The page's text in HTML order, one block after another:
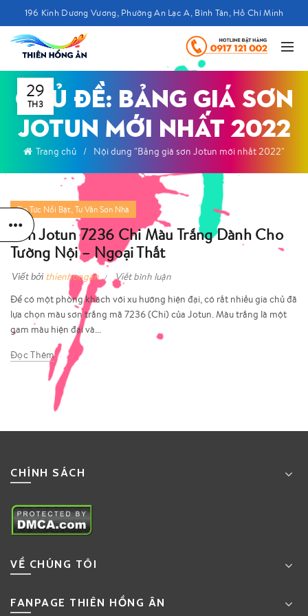
196 Kinh Dương Vương, Phường An Lạc A, Bình Tân, Hồ Chí Minh
CHỦ ĐỀ: BẢNG GIÁ SƠN
JOTUN MỚI NHẤT 2022
Trang chủ Nội dung "Bảng giá sơn Jotun mới nhất 2022"
29
TH3
Tin Tức Nổi Bật, Tư Vấn Sơn Nhà
Sơn Jotun 7236 Chi Màu Trắng Dành Cho
Tường Nội – Ngoại Thất
Viết bởi thienhongan
Viết bình luận
Để có một phòng khách với xu hướng hiện đại, có rất nhiều gia chủ đã
lựa chọn màu sơn trắng mã 7236 (Chi) của Jotun. Màu trắng là một
gam màu hiện đại và...
Đọc Thêm
CHÍNH SÁCH
VỀ CHÚNG TÔI
FANPAGE THIÊN HỒNG ÂN